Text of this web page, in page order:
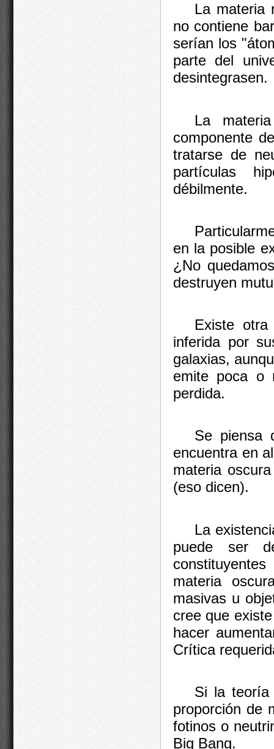
La materia
no contiene
serían los
parte del
desintegrasen.
La
componente
tratarse de
partículas
débilmente.
en la posible
¿No
destruyen
Existe
inferida por
galaxias,
emite poca o
perdida.
Se piensa
encuentra en
materia
(eso dicen).
La
puede ser
materia
masivas u
cree que
hacer
Crítica
Si la teoría
proporción de
fotinos o
Big Bang.